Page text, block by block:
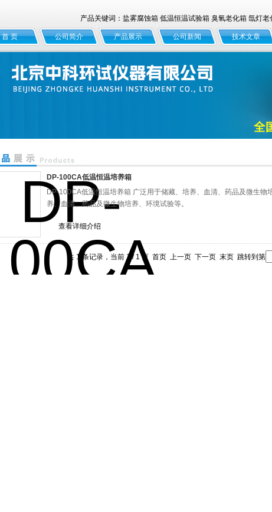
产品关键词：盐雾腐蚀箱 低温恒温试验箱 臭氧老化箱 氙灯老
首 页 公司简介 产品展示 公司新闻 技术文章
DP-100CA低温恒温培养箱
DP-100CA低温恒温培养箱 广泛用于储藏、培养、血清、药品及微生物
养、血清、药品及微生物培养、环境试验等。
查看详细介绍
共 1 条记录，当前 1 / 1 页 首页 上一页 下一页 末页 跳转到第